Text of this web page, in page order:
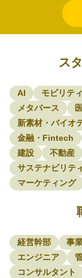
ス
AI モビリティ
メタバース
新素材・バイオ
金融・Fintech
建設
不動産
サステナビリテ
マーケティング
経営幹部 事
エンジニア
コンサルタント